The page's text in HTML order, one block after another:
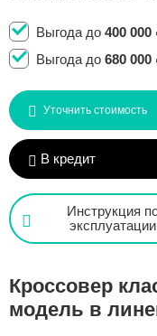
Выгода до 400 000
Выгода до 680 000
Уточнить стоимость
В кредит
Инструкция
эксплуатации
Кроссовер
модель в